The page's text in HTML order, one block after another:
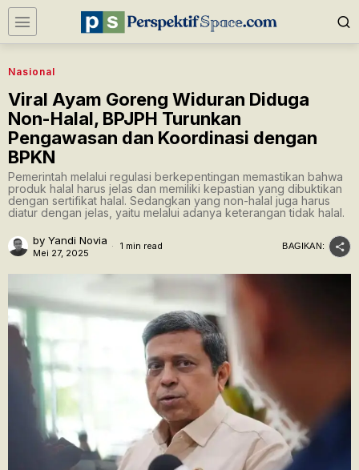
Nasional
Viral Ayam Goreng Widuran Diduga
Non-Halal, BPJPH Turunkan
Pengawasan dan Koordinasi dengan
BPKN
Pemerintah melalui regulasi berkepentingan memastikan bahwa
produk halal harus jelas dan memiliki kepastian yang dibuktikan
dengan sertifikat halal. Sedangkan yang non-halal juga harus
diatur dengan jelas, yaitu melalui adanya keterangan tidak halal.
by Yandi Novia
Mei 27, 2025
1 min read BAGIKAN: